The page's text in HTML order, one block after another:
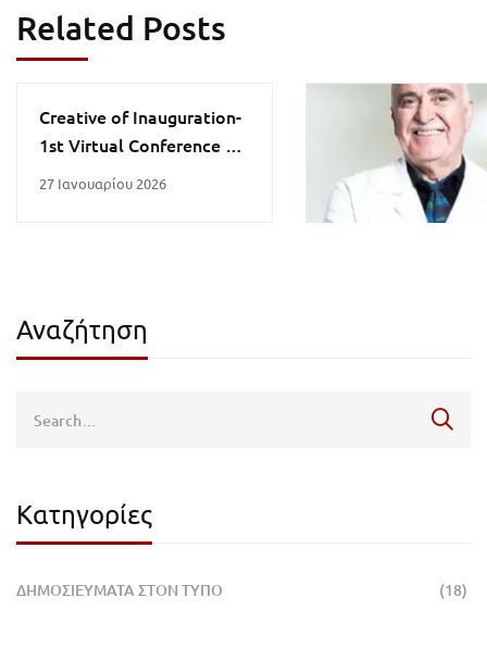
Related Posts
Creative of Inauguration-
1st Virtual Conference of
Maharashta
27 Ιανουαρίου 2026
Αναζήτηση
Κατηγορίες
ΔΗΜΟΣΙΕΥΜΑΤΑ ΣΤΟΝ ΤΥΠΟ (18)